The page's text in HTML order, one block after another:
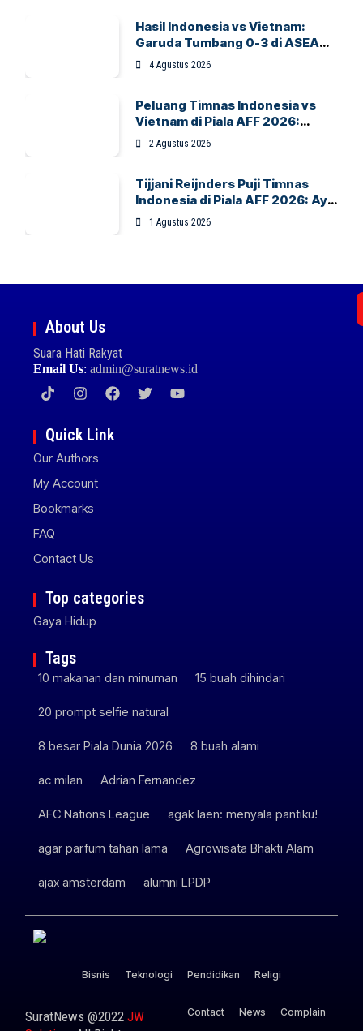
Hasil Indonesia vs Vietnam:
Garuda Tumbang 0-3 di ASEAN
Hyundai Cup 2026
4 Agustus 2026
Peluang Timnas Indonesia vs
Vietnam di Piala AFF 2026:
Garuda Bidik Tiket Semifinal di
Pakansari
2 Agustus 2026
Tijjani Reijnders Puji Timnas
Indonesia di Piala AFF 2026: Ayo
Indonesia!
1 Agustus 2026
About Us
Suara Hati Rakyat
Email Us:admin@suratnews.id
Quick Link
Our Authors
My Account
Bookmarks
FAQ
Contact Us
Top categories
Gaya Hidup
Tags
10 makanan dan minuman 15 buah dihindari
20 prompt selfie natural
8 besar Piala Dunia 2026 8 buah alami
ac milan Adrian Fernandez
AFC Nations League agak laen: menyala pantiku!
agar parfum tahan lama Agrowisata Bhakti Alam
ajax amsterdam alumni LPDP
Bisnis Teknologi Pendidikan Religi
SuratNews @2022JW
Contact News Complain